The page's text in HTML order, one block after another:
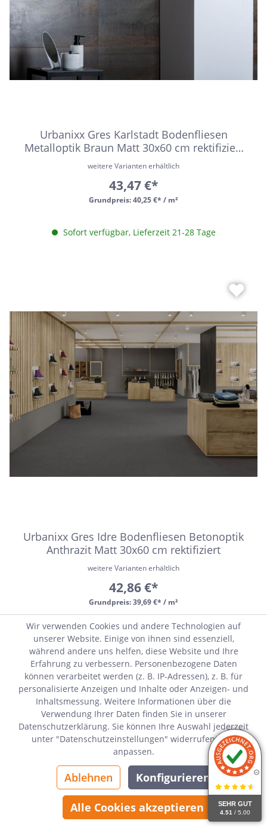
SEHR GUT
4.51 / 5.00
Urbanixx Gres Karlstadt Bodenfliesen
Metalloptik Braun Matt 30x60 cm rektifiziert
R9
Grundpreis:40,25 €* / m²
weitere Varianten erhältlich
43,47 €*
Sofort verfügbar, Lieferzeit 21-28 Tage
Urbanixx Gres Idre Bodenfliesen Betonoptik
Anthrazit Matt 30x60 cm rektifiziert
Grundpreis:39,69 €* / m²
weitere Varianten erhältlich
42,86 €*
Sofort verfügbar, Lieferzeit 21-28 Tage
Wir verwenden Cookies und andere Technologien auf
unserer Website. Einige von ihnen sind essenziell,
während andere uns helfen, diese Website und Ihre
Erfahrung zu verbessern. Personenbezogene Daten
können verarbeitet werden (z. B. IP-Adressen), z. B. für
personalisierte Anzeigen und Inhalte oder Anzeigen- und
Inhaltsmessung. Weitere Informationen über die
Verwendung Ihrer Daten finden Sie in unserer
Datenschutzerklärung. Sie können Ihre Auswahl jederzeit
unter "Datenschutzeinstellungen" widerrufen oder
anpassen.
Ablehnen Konfigurieren
Alle Cookies akzeptieren